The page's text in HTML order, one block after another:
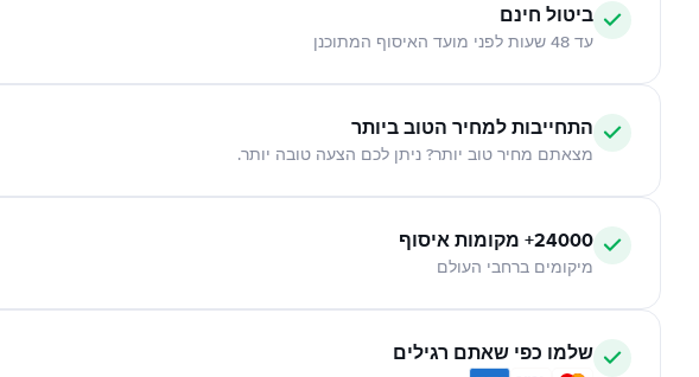
ביטול חינם
עד 48 שעות לפני מועד האיסוף המתוכנן
התחייבות למחיר הטוב ביותר
מצאתם מחיר טוב יותר? ניתן לכם הצעה טובה יותר.
24000+ מקומות איסוף
מיקומים ברחבי העולם
שלמו כפי שאתם רגילים